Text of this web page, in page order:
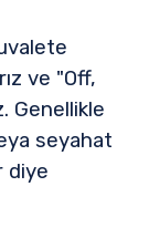
ve "Off,
Genellikle
seyahat
diye